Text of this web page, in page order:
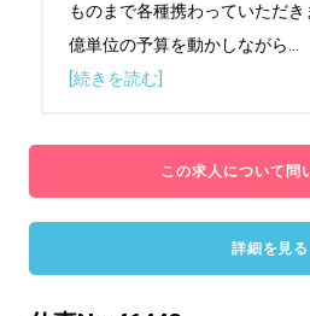
ものまで各種携わっていただき
億単位の予算を動かしながら
[続きを読む]
この求人について問
詳細を見る